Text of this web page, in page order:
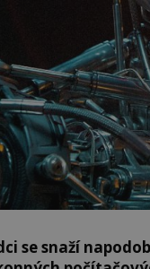
se snaží